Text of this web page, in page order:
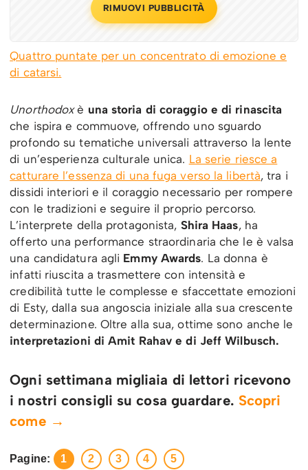
RIMUOVI PUBBLICITÀ
Quattro puntate per un concentrato di emozione e
di catarsi.
Unorthodoxè una storia di coraggio e di rinascita
che ispira e commuove, offrendo uno sguardo
profondo su tematiche universali attraverso la lente
di un’esperienza culturale unica. La serie riesce a
catturare l’essenza di una fuga verso la libertà, tra i
dissidi interiori e il coraggio necessario per rompere
con le tradizioni e seguire il proprio percorso.
L’interprete della protagonista, Shira Haas, ha
offerto una performance straordinaria che le è valsa
una candidatura agli Emmy Awards. La donna è
infatti riuscita a trasmettere con intensità e
credibilità tutte le complesse e sfaccettate emozioni
di Esty, dalla sua angoscia iniziale alla sua crescente
determinazione. Oltre alla sua, ottime sono anche le
interpretazioni di Amit Rahav e di Jeff Wilbusch.
Ogni settimana migliaia di lettori ricevono
i nostri consigli su cosa guardare. Scopri
come →
Pagine: 1 2 3 4 5